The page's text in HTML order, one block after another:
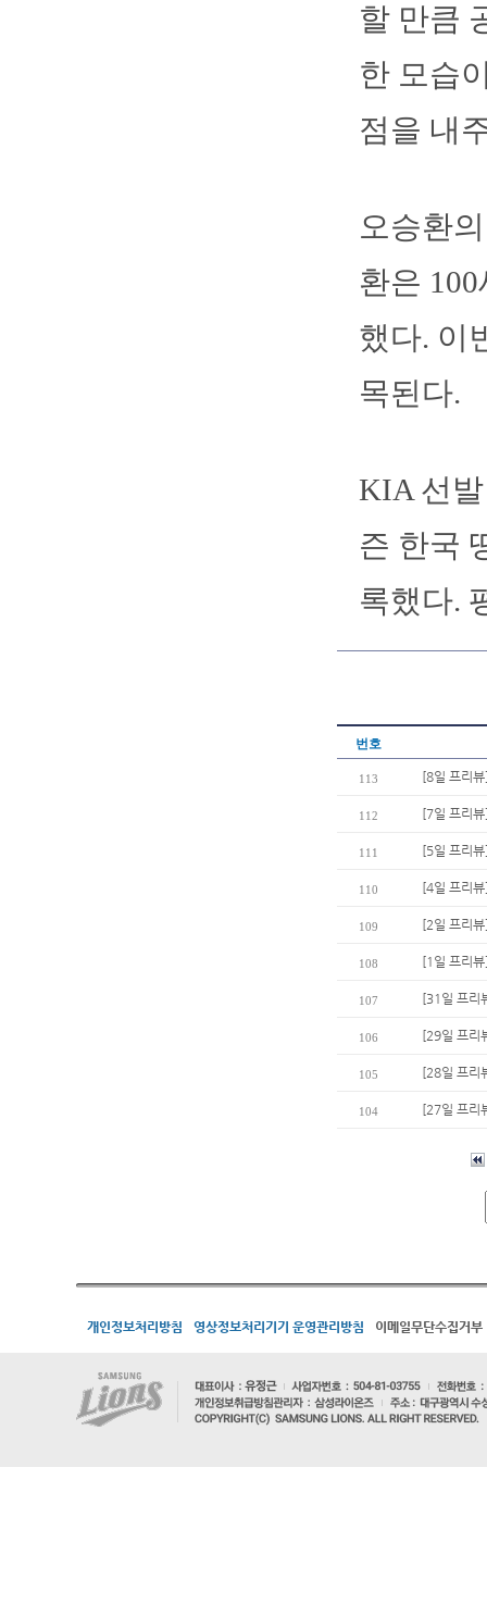
할 만큼
한 모습
점을 내
오승환
환은
했다. 이
목된다.
KIA 선
즌 한국
록했다.
번호
113 [8일 프리
112 [7일 프리
111 [5일 프리
110 [4일 프리
109 [2일 프리
108 [1일 프리
107 [31일 프리
106 [29일 프리
105 [28일 프리
104 [27일 프리
개인정보처리방침 영상정보처리기기 운영관리방침 이메일무단수집거부